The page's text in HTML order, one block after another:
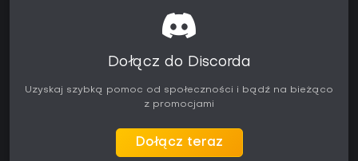
Dołącz do Discorda
Uzyskaj szybką pomoc od społeczności i bądź na bieżąco
z promocjami
Dołącz teraz